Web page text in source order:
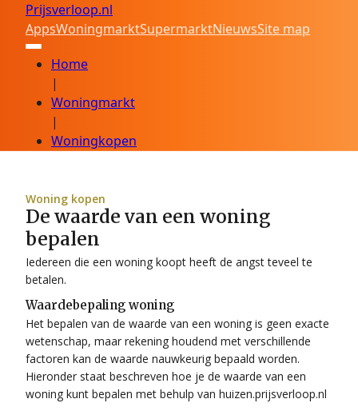
Prijsverloop.nl
AppsWoningmarktSupermarktNieuwsSite map
Home
|
Woningmarkt
|
Woningkopen
Woning kopen
De waarde van een woning
bepalen
Iedereen die een woning koopt heeft de angst teveel te
betalen.
Waardebepaling woning
Het bepalen van de waarde van een woning is geen exacte
wetenschap, maar rekening houdend met verschillende
factoren kan de waarde nauwkeurig bepaald worden.
Hieronder staat beschreven hoe je de waarde van een
woning kunt bepalen met behulp van huizen.prijsverloop.nl